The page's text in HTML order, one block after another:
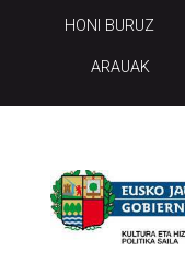
HONI BURUZ
ARAUAK